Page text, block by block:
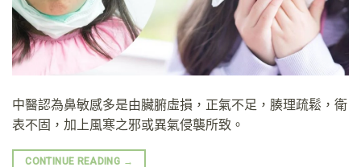
中醫認為鼻敏感多是由臟腑虛損，正氣不足，腠理疏鬆，衛
表不固，加上風寒之邪或異氣侵襲所致。
CONTINUE READING →